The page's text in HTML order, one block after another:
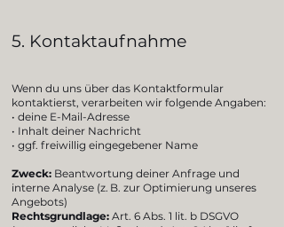
5. Kontaktaufnahme
Wenn du uns über das Kontaktformular
kontaktierst, verarbeiten wir folgende Angaben:
• deine E-Mail-Adresse
• Inhalt deiner Nachricht
• ggf. freiwillig eingegebener Name
Zweck: Beantwortung deiner Anfrage und
interne Analyse (z. B. zur Optimierung unseres
Angebots)
Rechtsgrundlage: Art. 6 Abs. 1 lit. b DSGVO